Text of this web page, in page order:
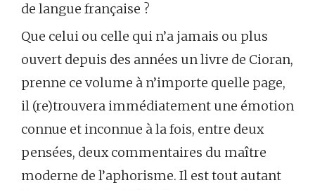
de langue française ?
Que celui ou celle qui n’a jamais ou plus
ouvert depuis des années un livre de Cioran,
prenne ce volume à n’importe quelle page,
il (re)trouvera immédiatement une émotion
connue et inconnue à la fois, entre deux
pensées, deux commentaires du maître
moderne de l’aphorisme. Il est tout autant